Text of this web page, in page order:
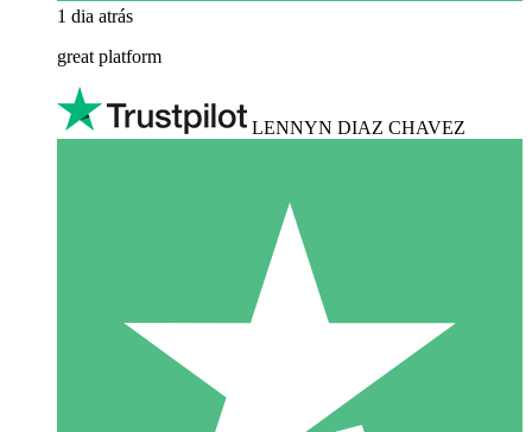
1 dia atrás
great platform
LENNYN DIAZ CHAVEZ